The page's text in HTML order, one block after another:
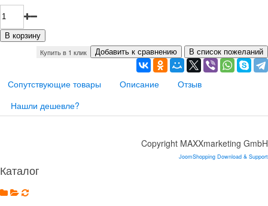
Купить в 1 клик
Сопутствующие товары Описание
Отзыв
Нашли дешевле?
Copyright MAXXmarketing GmbH
JoomShopping Download & Support
Каталог